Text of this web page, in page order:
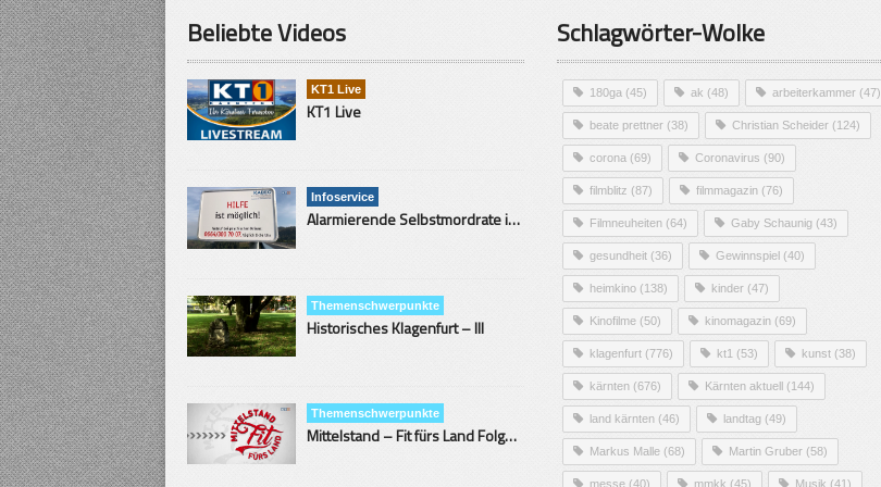
Beliebte Videos
KT1 Live
KT1 Live
Infoservice
Alarmierende Selbstmordrate in Kärnten
Themenschwerpunkte
Historisches Klagenfurt – III
Themenschwerpunkte
Mittelstand – Fit fürs Land Folge 9- Konditor
Schlagwörter-Wolke
180ga (45) ak (48) arbeiterkammer (47)
beate prettner (38) Christian Scheider (124)
corona (69) Coronavirus (90)
filmblitz (87) filmmagazin (76)
Filmneuheiten (64) Gaby Schaunig (43)
gesundheit (36) Gewinnspiel (40)
heimkino (138) kinder (47)
Kinofilme (50) kinomagazin (69)
klagenfurt (776) kt1 (53) kunst (38)
kärnten (676) Kärnten aktuell (144)
land kärnten (46) landtag (49)
Markus Malle (68) Martin Gruber (58)
messe (40) mmkk (45) Musik (41)